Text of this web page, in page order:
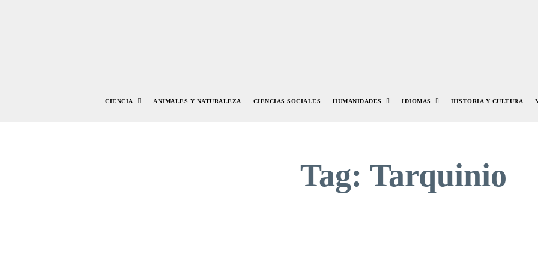
CIENCIA ANIMALES Y NATURALEZA CIENCIAS SOCIALES HUMANIDADES IDIOMAS HISTORIA Y CULTURA
Tag: Tarquinio